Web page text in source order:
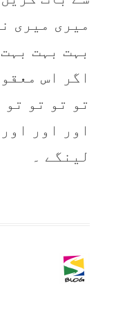
میری میری
بہت بہت
اگر اس
تو تو تو تو
اور اور
لینگے ۔